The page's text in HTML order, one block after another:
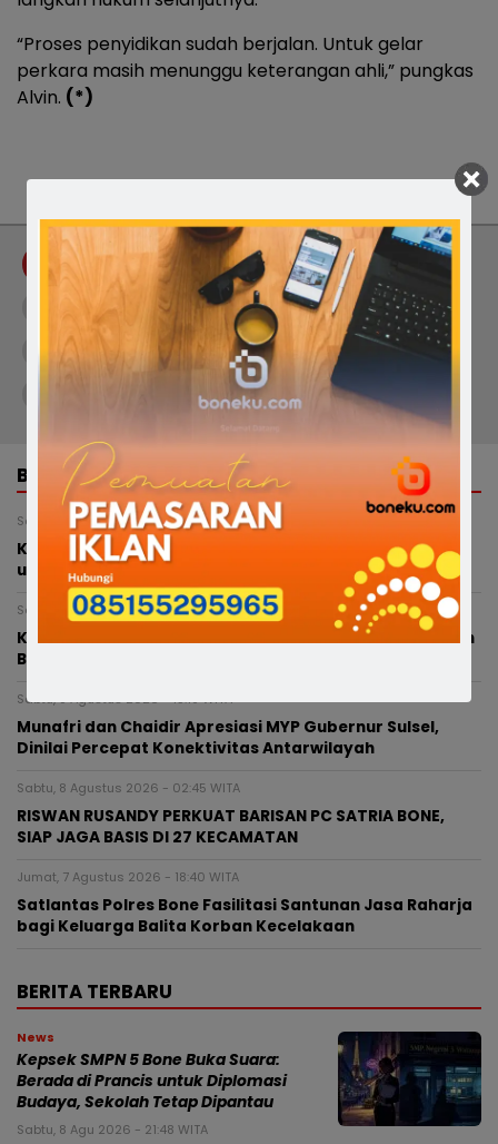
“Proses penyidikan sudah berjalan. Untuk gelar
perkara masih menunggu keterangan ahli,” pungkas
Alvin. (*)
Tag : Akp Alvin Aji Kurniawan BBM Subsidi Ilegal
Pelansir BBM Subsidi Bone Penimbunan BBM
Penyalahgunaan BBM Subsidi Pertalite Subsidi
Satreskrim Polres Bone Solar Subsidi
BERITA TERKAIT
Sabtu, 8 Agustus 2026 - 21:48 WITA
Kepsek SMPN 5 Bone Buka Suara: Berada di Prancis
untuk Diplomasi Budaya, Sekolah Tetap Dipantau
Sabtu, 8 Agustus 2026 - 16:34 WITA
Kepsek SMPN 5 Belum Masuk Sejak Dilantik, Dikabarkan
Berada di Paris
Sabtu, 8 Agustus 2026 - 15:19 WITA
Munafri dan Chaidir Apresiasi MYP Gubernur Sulsel,
Dinilai Percepat Konektivitas Antarwilayah
Sabtu, 8 Agustus 2026 - 02:45 WITA
RISWAN RUSANDY PERKUAT BARISAN PC SATRIA BONE,
SIAP JAGA BASIS DI 27 KECAMATAN
Jumat, 7 Agustus 2026 - 18:40 WITA
Satlantas Polres Bone Fasilitasi Santunan Jasa Raharja
bagi Keluarga Balita Korban Kecelakaan
BERITA TERBARU
News
Kepsek SMPN 5 Bone Buka Suara:
Berada di Prancis untuk Diplomasi
Budaya, Sekolah Tetap Dipantau
Sabtu, 8 Agu 2026 - 21:48 WITA